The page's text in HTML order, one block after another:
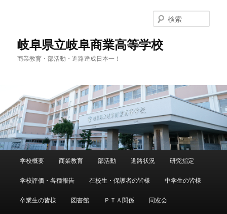
岐阜県立岐阜商業高等学校
商業教育・部活動・進路達成日本一！
索
メ
イ
ン
サ
ブ
コ
学校概要 商業教育 部活動 進路状況 研究指定
学校評価・各種報告 在校生・保護者の皆様 中学生の皆様
卒業生の皆様 図書館 ＰＴＡ関係 同窓会